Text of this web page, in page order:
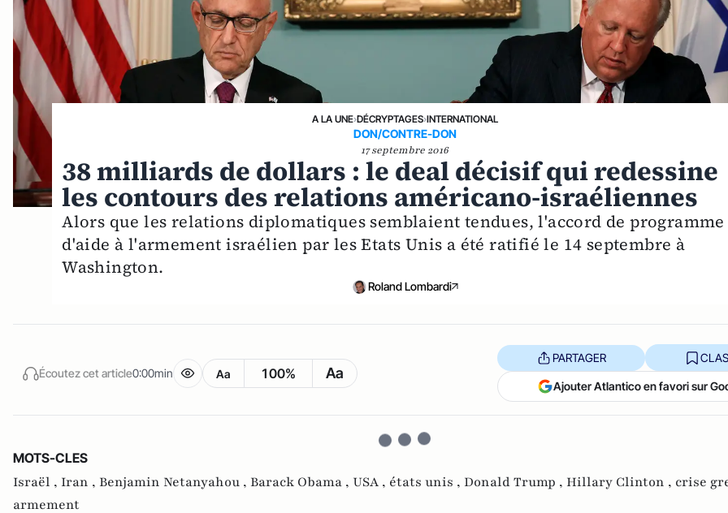
A LA UNE›DÉCRYPTAGES›INTERNATIONAL
DON/CONTRE-DON
17 septembre 2016
38 milliards de dollars : le deal décisif qui redessine
les contours des relations américano-israéliennes
Alors que les relations diplomatiques semblaient tendues, l'accord de programme
d'aide à l'armement israélien par les Etats Unis a été ratifié le 14 septembre à
Washington.
Roland Lombardi
Écoutez cet article0:00min Aa 100% Aa
PARTAGER
Ajouter Atlantico en favori sur
MOTS-CLES
Israël , Iran , Benjamin Netanyahou , Barack Obama , USA , états unis , Donald Trump , Hillary Clinton , crise
armement